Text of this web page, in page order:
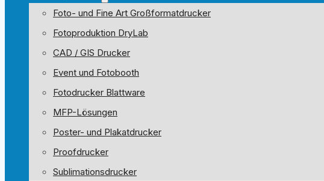
Foto- und Fine Art Großformatdrucker
Fotoproduktion DryLab
CAD / GIS Drucker
Event und Fotobooth
Fotodrucker Blattware
MFP-Lösungen
Poster- und Plakatdrucker
Proofdrucker
Sublimationsdrucker